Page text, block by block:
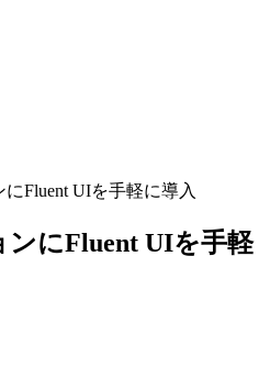
Fluent UIを手軽に導入
にFluent UIを手軽